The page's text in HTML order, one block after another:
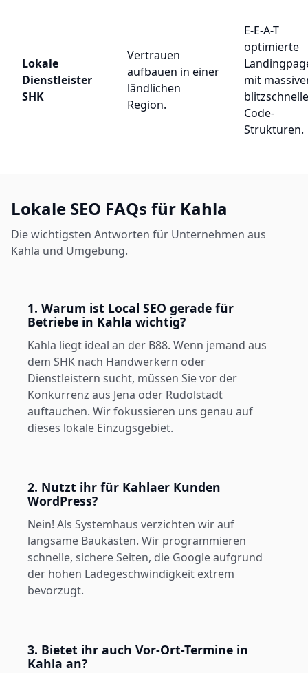
Lokale
Dienstleister
SHK
Vertrauen
aufbauen in einer
ländlichen
Region.
E-E-A-T
optimierte
mit
Code-
Strukturen.
Lokale SEO FAQs für Kahla
Die wichtigsten Antworten für Unternehmen aus
Kahla und Umgebung.
1. Warum ist Local SEO gerade für
Betriebe in Kahla wichtig?
Kahla liegt ideal an der B88. Wenn jemand aus
dem SHK nach Handwerkern oder
Dienstleistern sucht, müssen Sie vor der
Konkurrenz aus Jena oder Rudolstadt
auftauchen. Wir fokussieren uns genau auf
dieses lokale Einzugsgebiet.
2. Nutzt ihr für Kahlaer Kunden
WordPress?
Nein! Als Systemhaus verzichten wir auf
langsame Baukästen. Wir programmieren
schnelle, sichere Seiten, die Google aufgrund
der hohen Ladegeschwindigkeit extrem
bevorzugt.
3. Bietet ihr auch Vor-Ort-Termine in
Kahla an?